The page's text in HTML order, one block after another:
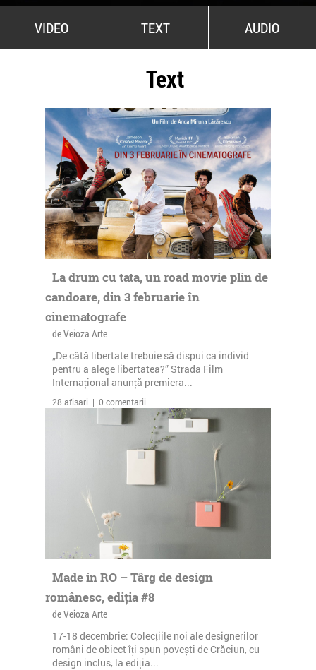
VIDEO TEXT AUDIO
Text
La drum cu tata, un road movie plin de
candoare, din 3 februarie în
cinematografe
de Veioza Arte
„De câtă libertate trebuie să dispui ca individ
pentru a alege libertatea?” Strada Film
Internațional anunță premiera...
28 afisari | 0 comentarii
Made in RO – Târg de design
românesc, ediția #8
de Veioza Arte
17-18 decembrie: Colecțiile noi ale designerilor
români de obiect îți spun povești de Crăciun, cu
design inclus, la ediția...